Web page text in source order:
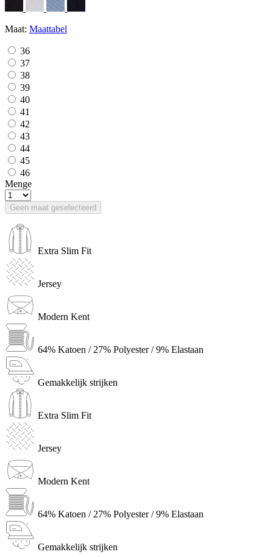
Maat: Maattabel
36
37
38
39
40
41
42
43
44
45
46
Menge
Geen maat geselecteerd
Extra Slim Fit
Jersey
Modern Kent
64% Katoen / 27% Polyester / 9% Elastaan
Gemakkelijk strijken
Extra Slim Fit
Jersey
Modern Kent
64% Katoen / 27% Polyester / 9% Elastaan
Gemakkelijk strijken